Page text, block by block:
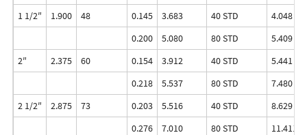
1 1/2″
1.900 48 0.145 3.683 40 STD
4.048
0.200
5.080 80 STD
5.409
2″
2.375 60 0.154 3.912 40 STD
5.441
0.218
5.537 80 STD
7.480
2 1/2″
2.875 73 0.203 5.516 40 STD
8.629
0.276
7.010 80 STD
11.411